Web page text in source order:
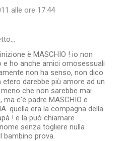
alle ore 17:44
è MASCHIO ! io non
ho anche amici omosessuali
non ha senso, non dico
etero darebbe più amore ad un
che non sarebbe mai
c'è padre MASCHIO e
quella era la compagna della
! e la può chiamare
senza togliere nulla
prova.